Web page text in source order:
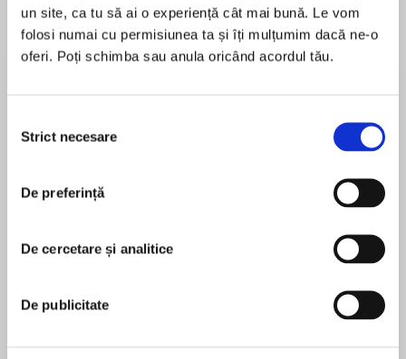
un site, ca tu să ai o experiență cât mai bună. Le vom
folosi numai cu permisiunea ta și îți mulțumim dacă ne-o
oferi. Poți schimba sau anula oricând acordul tău.
consimțământului
Strict necesare
De preferință
De cercetare și analitice
De publicitate
airplane crash, professor David Zimmer spends
his waking hours in a blur of alcoholic grief and
self-pity. Then, watching television one night, he
sees a clip from a lost film by the silent
himself embarking on a journey around the
world to study the works of this mysterious
Presumed dead for sixty years, Hector Mann
În acest moment nu există recenzii
pentru această carte